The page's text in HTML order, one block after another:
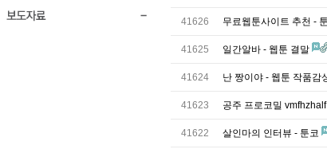
41626 무료웹툰사이트 추천 -
41625 일간알바 - 웹툰 결말
41624 난 짱이야 - 웹툰 작품감
41623 공주 프로코밀 vmfhzhalf
41622 살인마의 인터뷰 - 툰코